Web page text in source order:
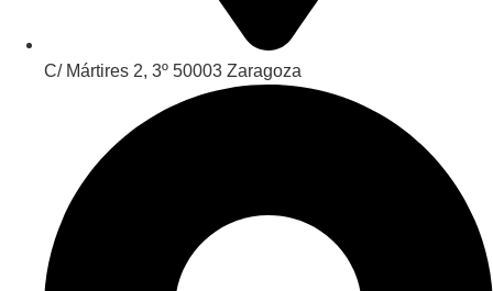
C/ Mártires 2, 3º 50003 Zaragoza